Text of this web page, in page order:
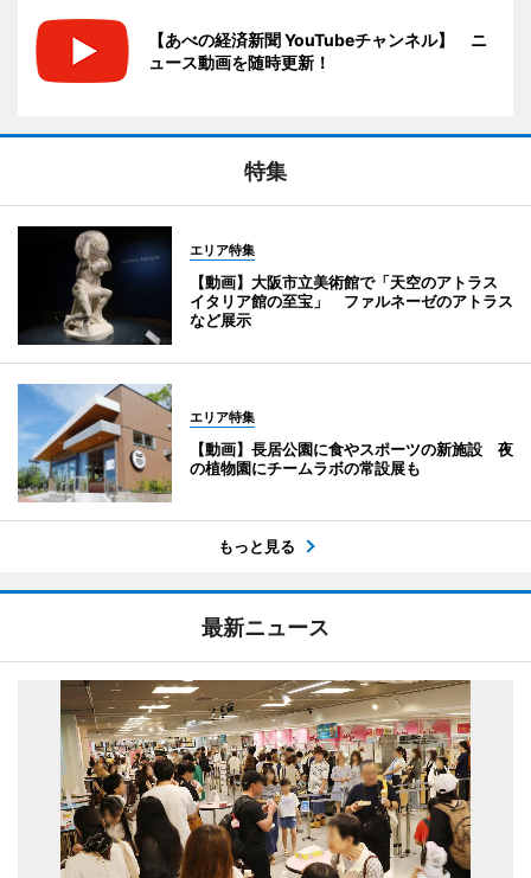
【あべの経済新聞 YouTubeチャンネル】 ニ
ュース動画を随時更新！
特集
エリア特集
【動画】大阪市立美術館で「天空のアトラス
イタリア館の至宝」 ファルネーゼのアトラス
など展示
エリア特集
【動画】長居公園に食やスポーツの新施設 夜
の植物園にチームラボの常設展も
もっと見る
最新ニュース